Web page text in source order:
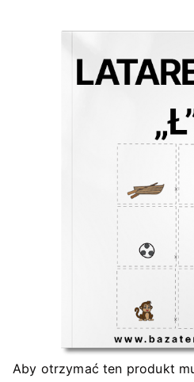
Aby otrzymać ten produkt